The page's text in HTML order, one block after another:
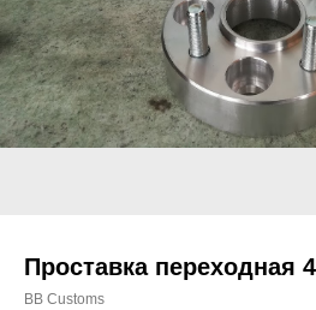
Проставка переходная
BB Customs